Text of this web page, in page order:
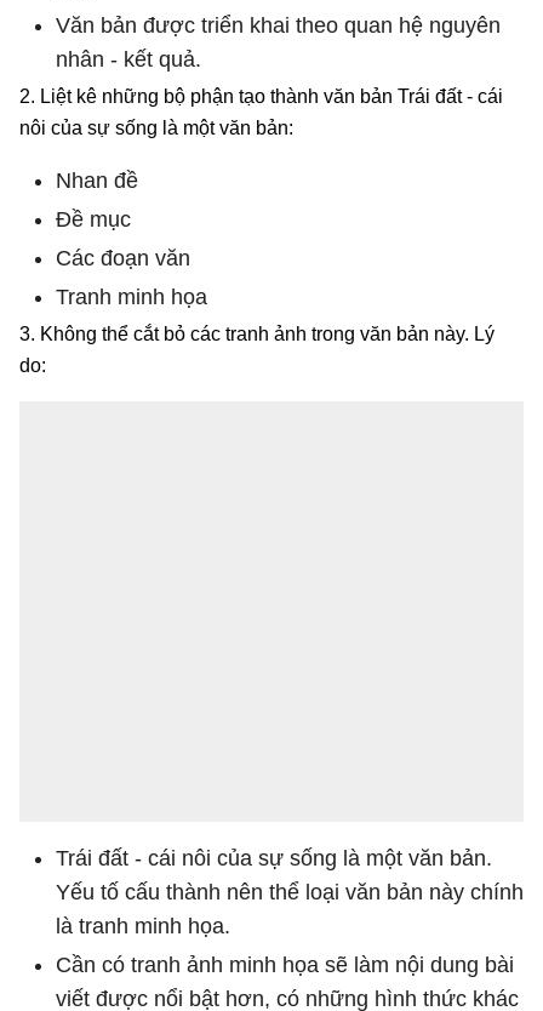
Văn bản được triển khai theo quan hệ nguyên
nhân - kết quả.
2. Liệt kê những bộ phận tạo thành văn bản Trái đất - cái
nôi của sự sống là một văn bản:
Nhan đề
Đề mục
Các đoạn văn
Tranh minh họa
3. Không thể cắt bỏ các tranh ảnh trong văn bản này. Lý
do:
Trái đất - cái nôi của sự sống là một văn bản.
Yếu tố cấu thành nên thể loại văn bản này chính
là tranh minh họa.
Cần có tranh ảnh minh họa sẽ làm nội dung bài
viết được nổi bật hơn, có những hình thức khác